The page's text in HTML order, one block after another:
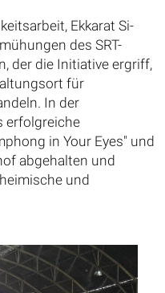
Ekkarat Si-
des SRT-
der die Initiative ergriff,
für
In der
erfolgreiche
in Your Eyes" und
abgehalten und
und